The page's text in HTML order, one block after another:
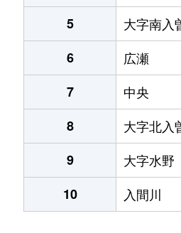
5
大字南入
6
広瀬
7
中央
8
大字北入
9
大字水野
10
入間川